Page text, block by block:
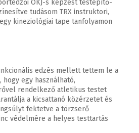
OKJ-s képzést testépítő-
tudásom TRX instruktori,
kineziológiai tape tanfolyamon
edzés mellett tettem le a
egy használható,
rendelkező atletikus testet
a kicsattanó közérzetet és
fektetve a törzserő
védelmére a helyes testtartás